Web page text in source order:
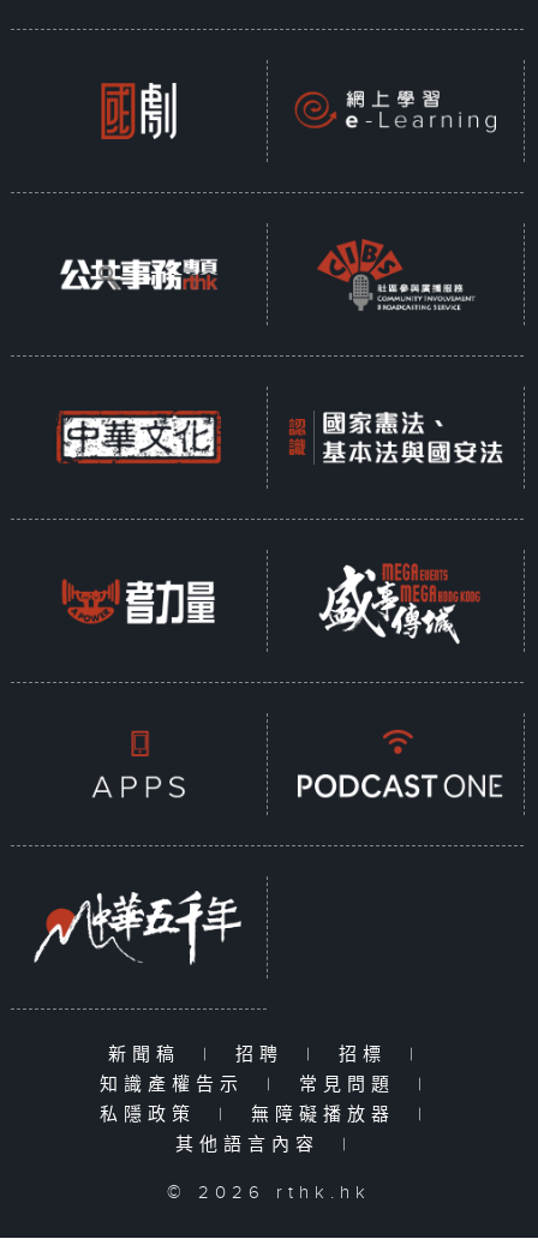
新聞稿 | 招聘 | 招標
|
知識產權告示
| 常見問題
|
私隱政策
| 無障礙播放器
|
其他語言內容
|
© 2026 rthk.hk